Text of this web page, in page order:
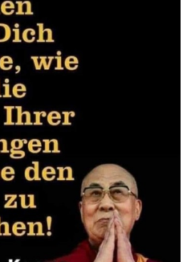
Visions (L...